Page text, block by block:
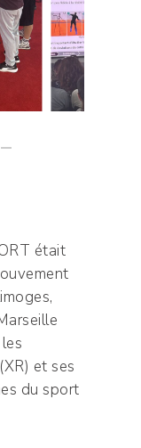
était
et ses
du sport